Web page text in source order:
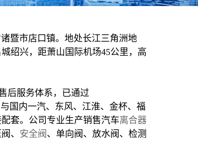
市店口镇。地处长江三角洲地
绍兴，距萧山国际机场45公里，高
后服务体系，已通过
国内一汽、东风、江淮、金杯、福
套。公司专业生产销售汽车离合器
、 安全阀 、单向阀、放水阀、检测